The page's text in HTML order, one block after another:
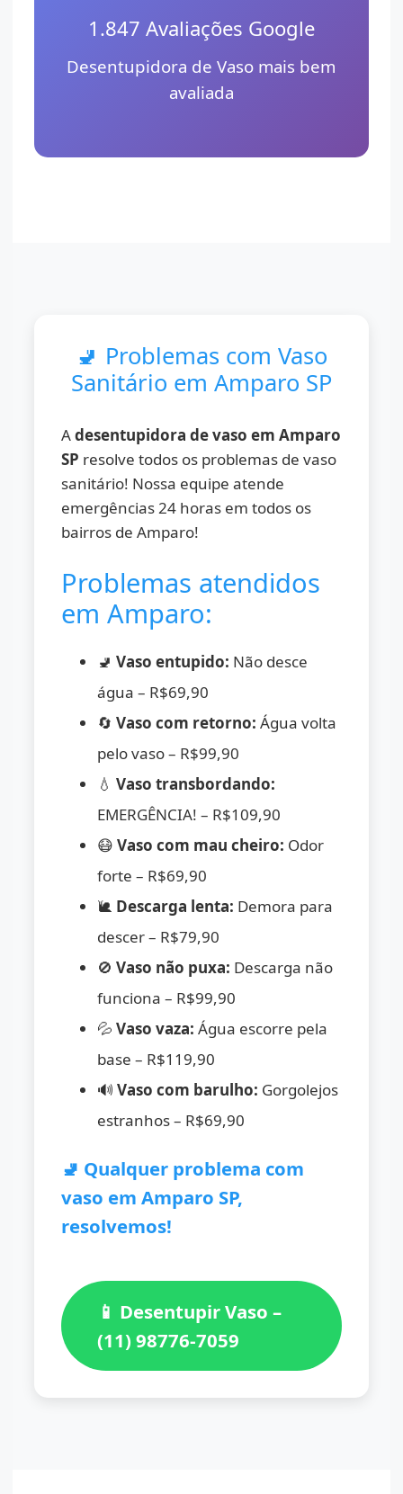
1.847 Avaliações Google
Desentupidora de Vaso mais bem
avaliada
🚽 Problemas com Vaso
Sanitário em Amparo SP
Adesentupidora de vaso em Amparo
SP resolve todos os problemas de vaso
sanitário! Nossa equipe atende
emergências 24 horas em todos os
bairros de Amparo!
Problemas atendidos
em Amparo:
🚽Vaso entupido: Não desce
água – R$69,90
🔄Vaso com retorno: Água volta
pelo vaso – R$99,90
💧Vaso transbordando:
EMERGÊNCIA! – R$109,90
😷Vaso com mau cheiro: Odor
forte – R$69,90
🐌 Descarga lenta: Demora para
descer – R$79,90
🚫Vaso não puxa: Descarga não
funciona – R$99,90
💦Vaso vaza: Água escorre pela
base – R$119,90
🔊Vaso com barulho: Gorgolejos
estranhos – R$69,90
🚽 Qualquer problema com
vaso em Amparo SP,
resolvemos!
📱 Desentupir Vaso –
(11) 98776-7059